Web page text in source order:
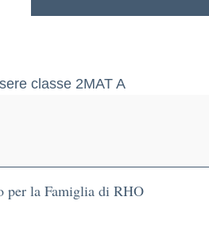
classe 2MAT A
per la Famiglia di RHO